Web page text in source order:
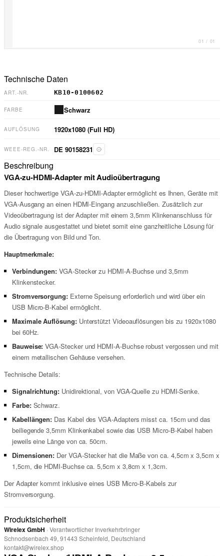
01 / 01
Technische Daten
ART.-NR. KB10-0100602
FARBE Schwarz
AUFLÖSUNG 1920x1080 (Full HD)
WEEE-REG.-NR. DE 90158231
Beschreibung
VGA-zu-HDMI-Adapter mit Audioübertragung
Dieser hochwertige VGA-zu-HDMI-Adapter ermöglicht es Ihnen, Geräte mit
VGA-Ausgang an einen HDMI-Eingang anzuschließen. Zusätzlich zur
Videoübertragung ist der Adapter mit einem 3,5mm Klinkenanschluss für
Audio signale ausgestattet und bietet somit eine ganzheitliche Lösung für
die Übertragung von Bild und Ton.
Hauptmerkmale:
Verbindungen: VGA-Stecker zu HDMI-A-Buchse und 3,5mm
Klinkenstecker.
Stromversorgung:Externe Speisung erforderlich und wird über ein
USB Micro-B-Kabel ermöglicht.
Maximale Auflösung:Unterstützt Videoauflösungen bis zu 1920x1080
bei 60Hz.
Bauweise: VGA-Stecker und HDMI-A-Buchse robust vergossen und mit
einem metallischen Gehäuse versehen.
Technische Details:
Signalrichtung: Unidirektional, von VGA-Quelle zu HDMI-Senke.
Farbe:Schwarz.
Kabellängen: Das Kabel des VGA-Adapters misst ca. 15cm und das
beiliegende 3,5mm Klinkenkabel sowie das USB Micro-B-Kabel haben
jeweils eine Länge von ca. 50cm.
Dimensionen: Der VGA-Stecker hat die Maße von ca. 4,5cm x 3,5cm x
1,5cm, die HDMI-Buchse ca. 5,5cm x 3,8cm x 1,3cm.
Der Adapter kommt inklusive eines USB Micro-B-Kabels zur
Stromversorgung.
Produktsicherheit
Wirelex GmbH · Verantwortlicher Inverkehrbringer
Schnodsenbach 49, 91443 Scheinfeld, Deutschland
kontakt@wirelex.shop